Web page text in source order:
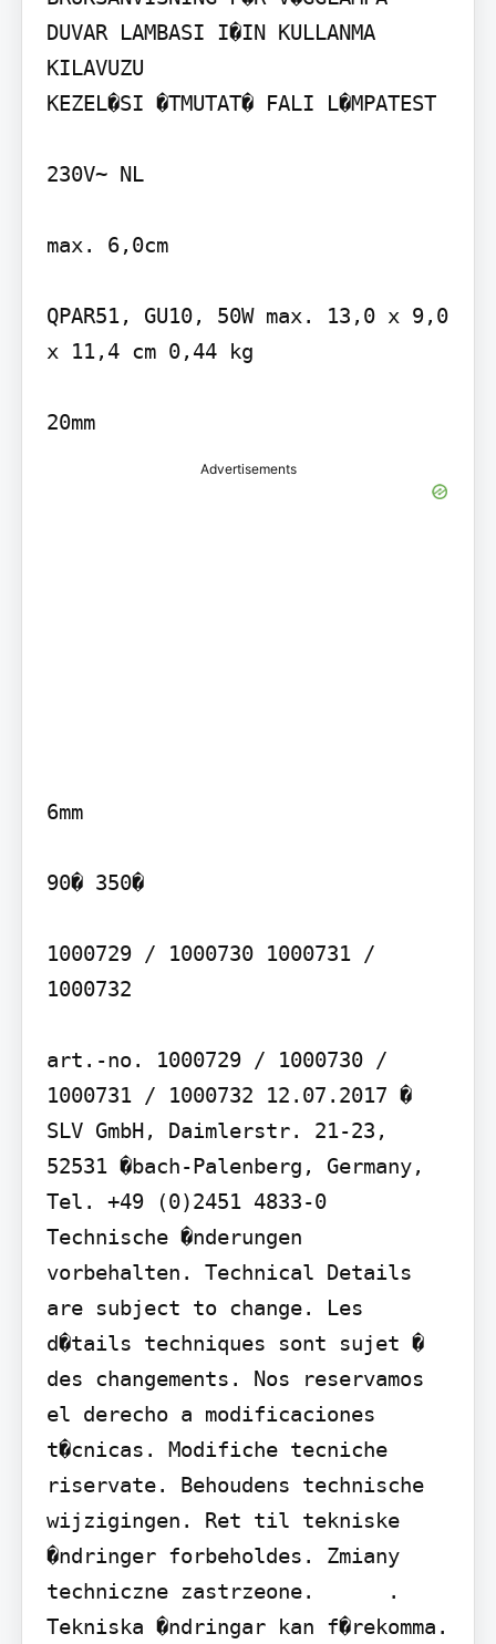
DUVAR LAMBASI I�IN KULLANMA
KILAVUZU
KEZEL�SI �TMUTAT� FALI L�MPATEST
230V~ NL
max. 6,0cm
QPAR51, GU10, 50W max. 13,0 x 9,0
x 11,4 cm 0,44 kg
20mm
Advertisements
6mm
90� 350�
1000729 / 1000730 1000731 /
1000732
art.-no. 1000729 / 1000730 /
1000731 / 1000732 12.07.2017 �
SLV GmbH, Daimlerstr. 21-23,
52531 �bach-Palenberg, Germany,
Tel. +49 (0)2451 4833-0
Technische �nderungen
vorbehalten. Technical Details
are subject to change. Les
d�tails techniques sont sujet �
des changements. Nos reservamos
el derecho a modificaciones
t�cnicas. Modifiche tecniche
riservate. Behoudens technische
wijzigingen. Ret til tekniske
�ndringer forbeholdes. Zmiany
techniczne zastrzeone.      .
Tekniska �ndringar kan f�rekomma.